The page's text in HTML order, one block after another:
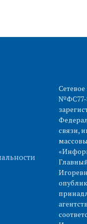
№ФС77-
связи,